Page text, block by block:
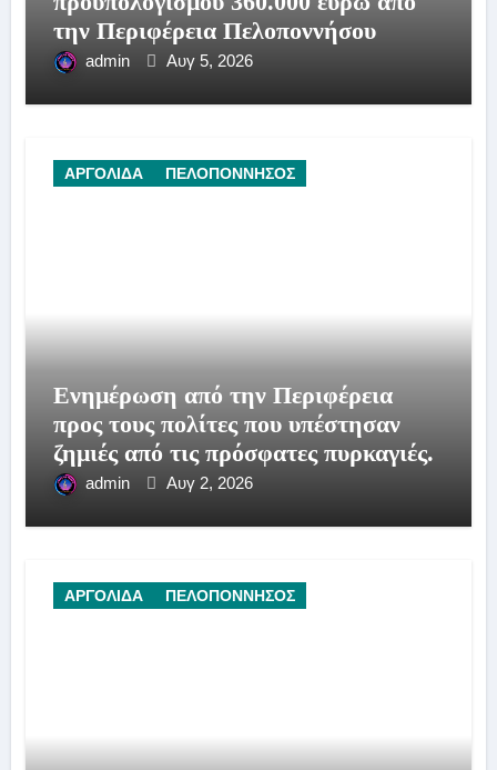
την Περιφέρεια Πελοποννήσου
admin Αυγ 5, 2026
ΑΡΓΟΛΙΔΑ ΠΕΛΟΠΟΝΝΗΣΟΣ
Ενημέρωση από την Περιφέρεια
προς τους πολίτες που υπέστησαν
ζημιές από τις πρόσφατες πυρκαγιές.
admin Αυγ 2, 2026
ΑΡΓΟΛΙΔΑ ΠΕΛΟΠΟΝΝΗΣΟΣ